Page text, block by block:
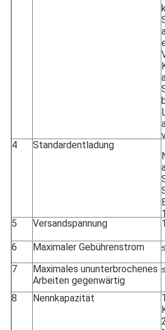
4
Standardentladung
5
Versandspannung
6
Maximaler Gebührenstrom
7
Maximales ununterbrochenes
Arbeiten gegenwärtig
8 Nennkapazität